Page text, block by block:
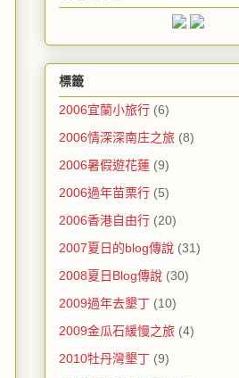
標籤
2006宜蘭小旅行 (6)
2006情深深南庄之旅 (8)
2006暑假遊花蓮 (9)
2006過年苗栗行 (5)
2006香港自由行 (20)
2007夏日的blog傳說 (31)
2008夏日Blog傳說 (30)
2009過年去墾丁 (10)
2009金瓜石緩慢之旅 (4)
2010牡丹灣墾丁 (9)